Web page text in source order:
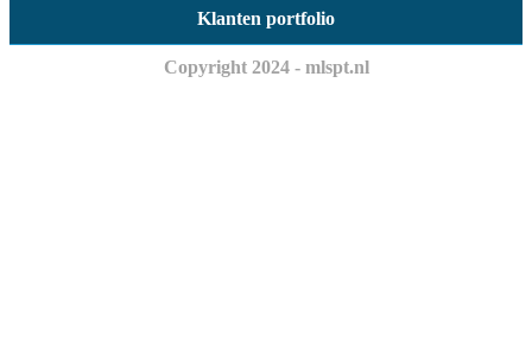
Klanten portfolio
Copyright 2024 - mlspt.nl